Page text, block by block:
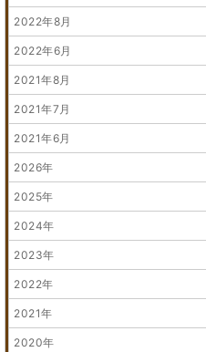
2022年8月
2022年6月
2021年8月
2021年7月
2021年6月
2026年
2025年
2024年
2023年
2022年
2021年
2020年